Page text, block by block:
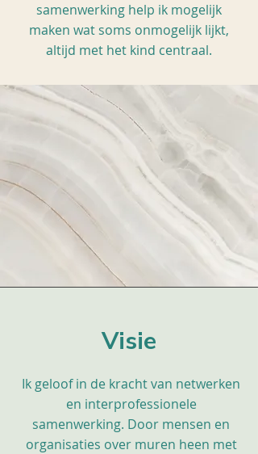
samenwerking help ik mogelijk
maken wat soms onmogelijk lijkt,
altijd met het kind centraal.
Visie
Ik geloof in de kracht van netwerken
en interprofessionele
samenwerking. Door mensen en
organisaties over muren heen met